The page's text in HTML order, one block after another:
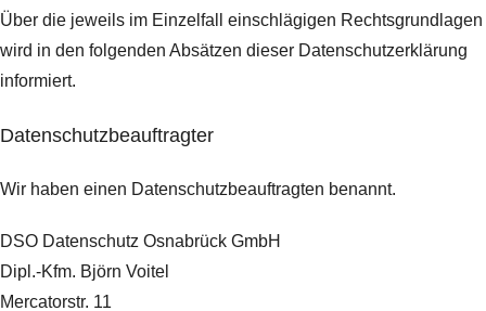
Über die jeweils im Einzelfall einschlägigen Rechtsgrundlagen
wird in den folgenden Absätzen dieser Datenschutzerklärung
informiert.
Datenschutz­beauftragter
Wir haben einen Datenschutzbeauftragten benannt.
DSO Datenschutz Osnabrück GmbH
Dipl.-Kfm. Björn Voitel
Mercatorstr. 11